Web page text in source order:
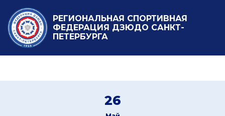
РЕГИОНАЛЬНАЯ СПОРТИВНАЯ
ФЕДЕРАЦИЯ ДЗЮДО САНКТ-
ПЕТЕРБУРГА
26